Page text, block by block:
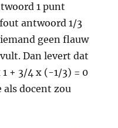
1 punt
antwoord 1/3
geen flauw
Dan levert dat
+ 3/4 x (-1/3) = 0
docent zou